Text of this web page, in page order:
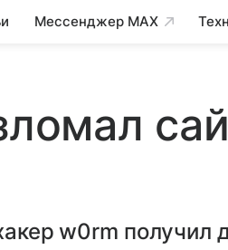
Мессенджер MAX
w0rm получил